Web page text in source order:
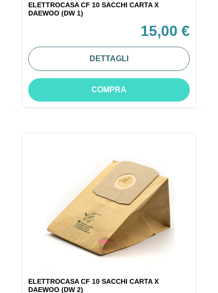
ELETTROCASA CF 10 SACCHI CARTA X
DAEWOO (DW 1)
15,00 €
DETTAGLI
COMPRA
ELETTROCASA CF 10 SACCHI CARTA X
DAEWOO (DW 2)